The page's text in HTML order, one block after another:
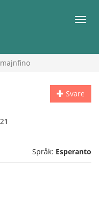
Meny
Svare
Språk: Esperanto